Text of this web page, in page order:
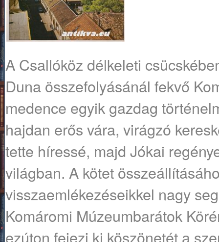
A Csallóköz délkeleti
Duna összefolyásánál fekvő
medence egyik gazdag
hajdan erős vára, virágzó
tette híressé, majd Jókai
világban. A kötet
visszaemlékezéseikkel nagy
Komáromi Múzeumbarátok
ezúton fejezi ki köszönetét a